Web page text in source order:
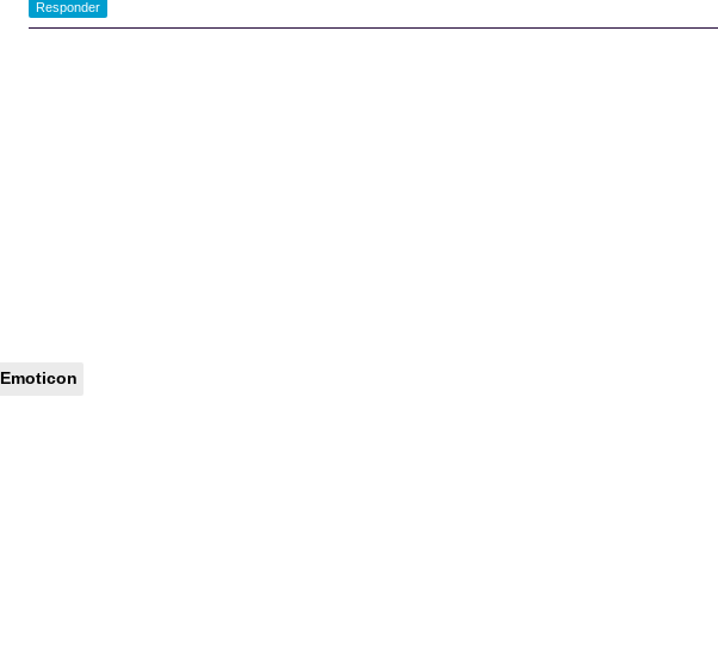
Responder
Emoticon